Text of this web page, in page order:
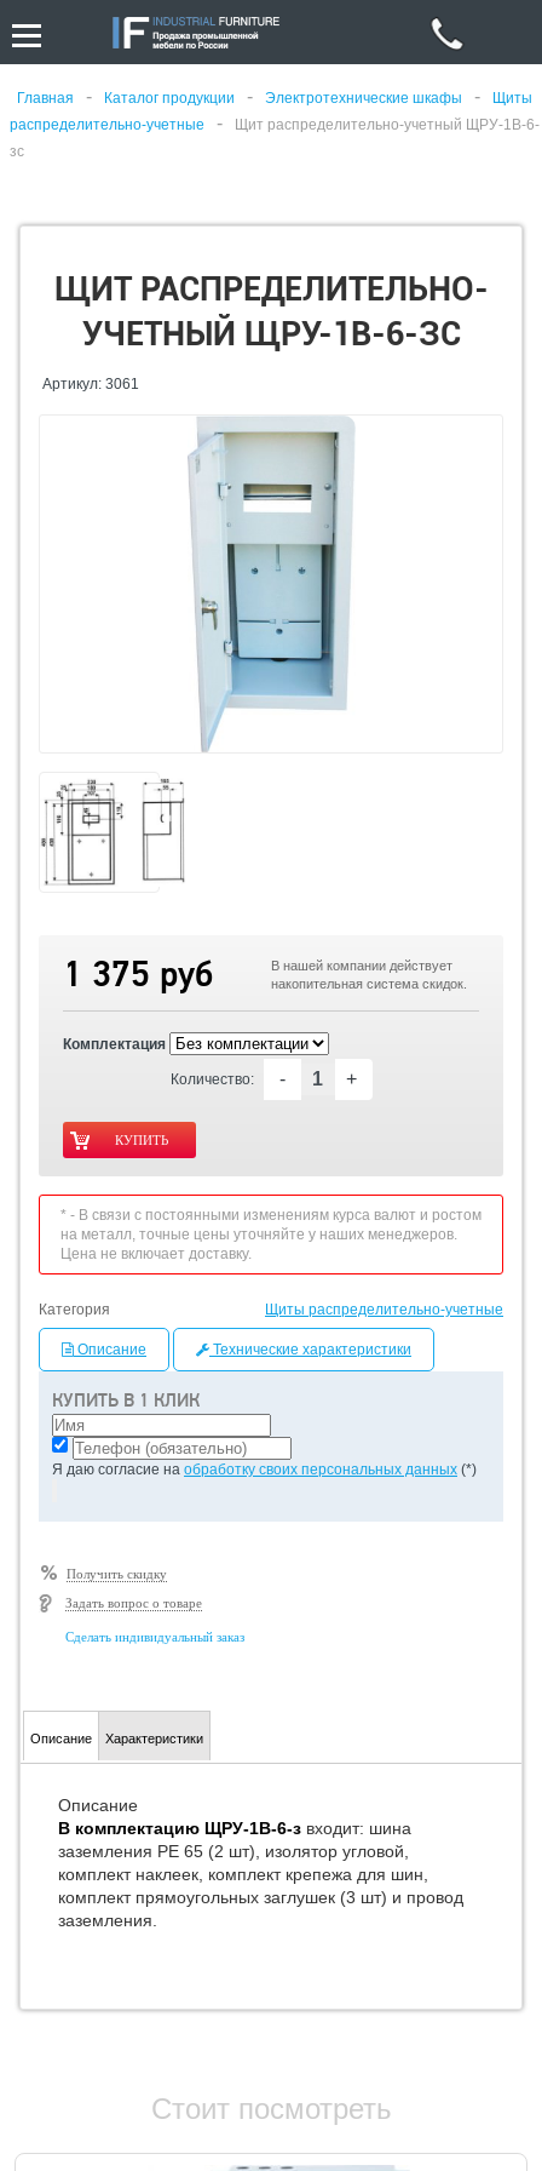
Главная - Каталог продукции - Электротехнические шкафы -
Щиты
распределительно-учетные
-
Щит распределительно-учетный ЩРУ-1В-6-
зс
ЩИТ РАСПРЕДЕЛИТЕЛЬНО-
УЧЕТНЫЙ ЩРУ-1В-6-ЗС
Артикул: 3061
КУПИТЬ В 1 КЛИК
Я даю согласие на обработку своих персональных данных (*)
Получить скидку
Задать вопрос о товаре
Сделать индивидуальный заказ
1 375 руб
В нашей компании действует
накопительная система скидок.
Комплектация
Количество: - +
* - В связи с постоянными изменениям курса валют и ростом
на металл, точные цены уточняйте у наших менеджеров.
Цена не включает доставку.
Категория Щиты распределительно-учетные
Описание Технические характеристики
Описание Характеристики
Описание
В комплектацию ЩРУ-1В-6-з входит: шина
заземления РЕ 65 (2 шт), изолятор угловой,
комплект наклеек, комплект крепежа для шин,
комплект прямоугольных заглушек (3 шт) и провод
заземления.
Стоит посмотреть